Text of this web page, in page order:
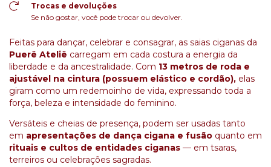
Trocas e devoluções
Se não gostar, você pode trocar ou devolver.
Feitas para dançar, celebrar e consagrar, as saias ciganas da
Puerê Ateliê carregam em cada costura a energia da
liberdade e da ancestralidade. Com 13 metros de roda e
ajustável na cintura (possuem elástico e cordão), elas
giram como um redemoinho de vida, expressando toda a
força, beleza e intensidade do feminino.
Versáteis e cheias de presença, podem ser usadas tanto
em apresentações de dança cigana e fusão quanto em
rituais e cultos de entidades ciganas — em tsaras,
terreiros ou celebrações sagradas.